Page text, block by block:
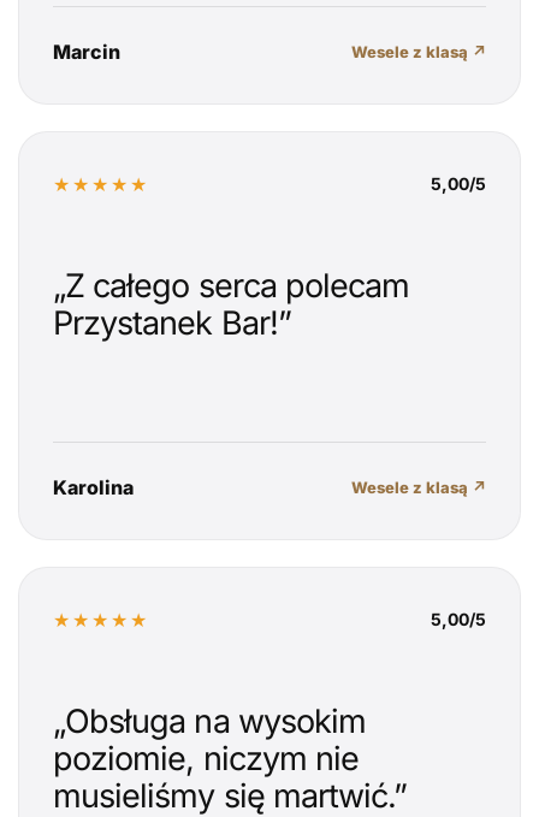
Marcin Wesele z klasą ↗
★★★★★ 5,00/5
„Z całego serca polecam
Przystanek Bar!”
Karolina Wesele z klasą ↗
★★★★★ 5,00/5
„Obsługa na wysokim
poziomie, niczym nie
musieliśmy się martwić.”